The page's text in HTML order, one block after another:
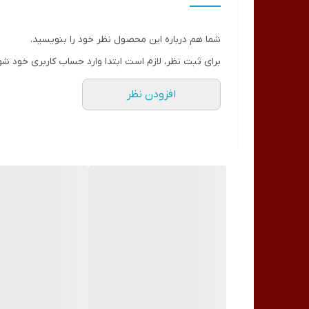
شما هم درباره این محصول نظر خود را بنویسید.
برای ثبت نظر، لازم است ابتدا وارد حساب کاربری خود
افزودن نظر